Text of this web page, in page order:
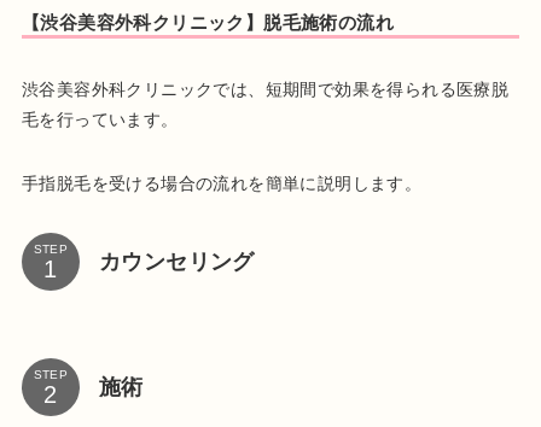
【渋谷美容外科クリニック】脱毛施術の流れ
渋谷美容外科クリニックでは、短期間で効果を得られる医療脱
毛を行っています。
手指脱毛を受ける場合の流れを簡単に説明します。
STEP
カウンセリング
STEP
施術